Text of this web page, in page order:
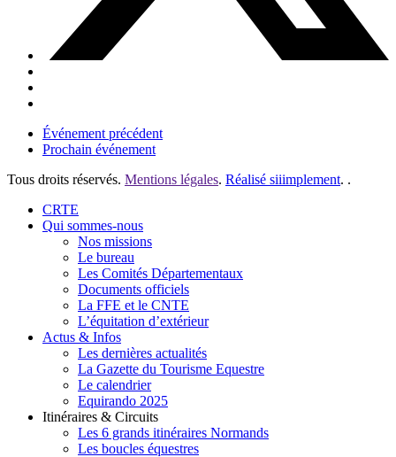
Événement précédent
Prochain événement
Tous droits réservés. Mentions légales. Réalisé siiimplement. .
Close
Menu
CRTE
Qui sommes-nous
Nos missions
Le bureau
Les Comités Départementaux
Documents officiels
La FFE et le CNTE
L’équitation d’extérieur
Actus & Infos
Les dernières actualités
La Gazette du Tourisme Equestre
Le calendrier
Equirando 2025
Itinéraires & Circuits
Les 6 grands itinéraires Normands
Les boucles équestres